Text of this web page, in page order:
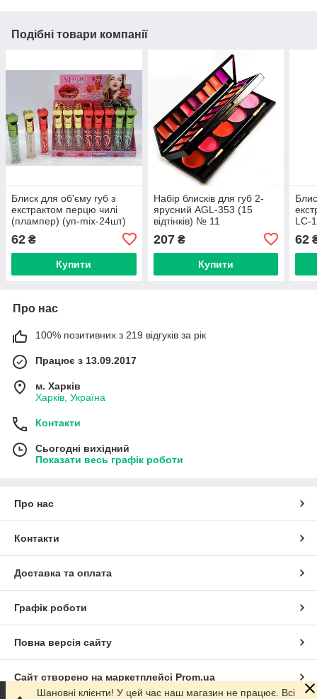
Подібні товари компанії
Блиск для об'єму губ з
екстрактом перцю чилі
(плампер) (уп-mix-24шт)
62 ₴
Купити
Набір блисків для губ 2-
ярусний AGL-353 (15
відтінків) № 11
207₴
Купити
LC-
62
Про нас
100% позитивних з 219 відгуків за рік
Працює з 13.09.2017
м. Харків
Харків, Україна
Контакти
Сьогодні вихідний
Показати весь графік роботи
Про нас
Контакти
Доставка та оплата
Графік роботи
Повна версія сайту
Сайт створено на маркетплейсі Prom.ua
Шановні клієнти! У цей час наш магазин не працює. Всі